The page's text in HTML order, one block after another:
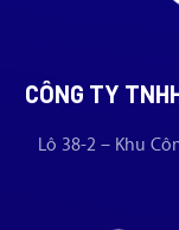
CÔNG TY
Lô 38-2 – Khu